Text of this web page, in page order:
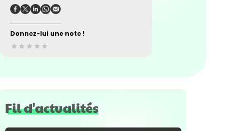
Donnez-lui une note !
Fil d'actualités